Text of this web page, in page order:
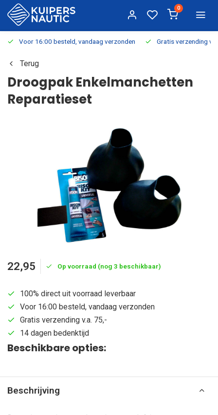
0
Voor 16:00 besteld, vandaag verzonden Gratis verzending
Terug
Droogpak Enkelmanchetten
Reparatieset
22,95 Op voorraad (nog 3 beschikbaar)
100% direct uit voorraad leverbaar
Voor 16:00 besteld, vandaag verzonden
Gratis verzending v.a. 75,-
14 dagen bedenktijd
Beschikbare opties:
Beschrijving